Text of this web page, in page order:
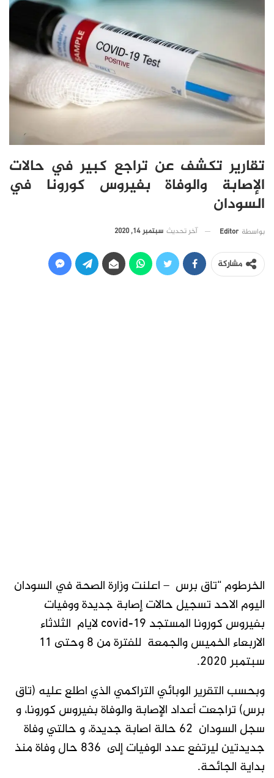
تقارير تكشف عن تراجع كبير في حالات
الإصابة والوفاة بفيروس كورونا في
السودان
بواسطة Editor آخر تحديث سبتمبر 14, 2020
مشاركة
الخرطوم “تاق برس – اعلنت وزارة الصحة في السودان
اليوم الاحد تسجيل حالات إصابة جديدة ووفيات
بفيروس كورونا المستجد covid-19 لايام الثلاثاء
الاربعاء الخميس والجمعة للفترة من 8 وحتى 11
سبتمبر 2020.
وبحسب التقرير الوبائي التراكمي الذي اطلع عليه (تاق
برس) تراجعت أعداد الإصابة والوفاة بفيروس كورونا، و
سجل السودان 62 حالة اصابة جديدة، و حالتي وفاة
جديدتين ليرتفع عدد الوفيات إلى 836 حال وفاة منذ
بداية الجائحة.